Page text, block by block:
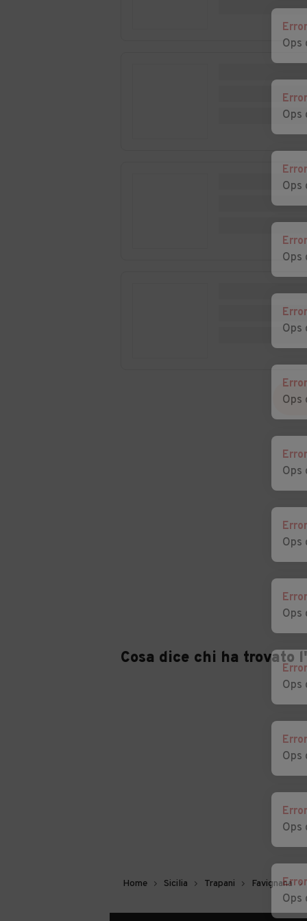
Cosa dice chi ha trovato
Home Sicilia Trapani Favignana
Error
Ops
Error
Ops
Error
Ops
Error
Ops
Error
Ops
Error
Ops
Error
Ops
Error
Ops
Error
Ops
Error
Ops
Error
Ops
Error
Ops
Error
Ops